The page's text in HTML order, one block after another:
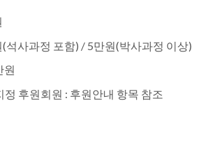
석사과정 포함) / 5만원(박사과정 이상)
원
정 후원회원 : 후원안내 항목 참조